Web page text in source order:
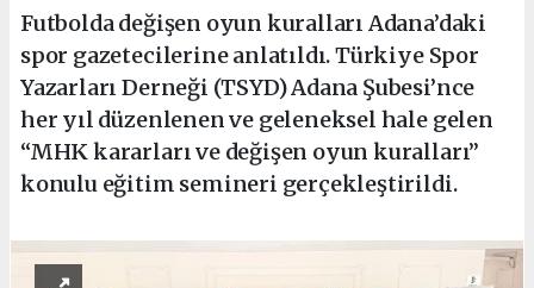
Futbolda değişen oyun kuralları Adana’daki
spor gazetecilerine anlatıldı. Türkiye Spor
Yazarları Derneği (TSYD) Adana Şubesi’nce
her yıl düzenlenen ve geleneksel hale gelen
“MHK kararları ve değişen oyun kuralları”
konulu eğitim semineri gerçekleştirildi.